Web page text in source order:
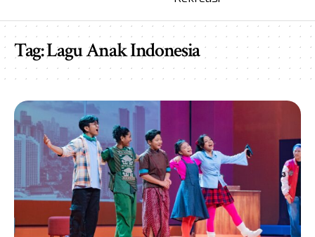
Tag:Lagu Anak Indonesia